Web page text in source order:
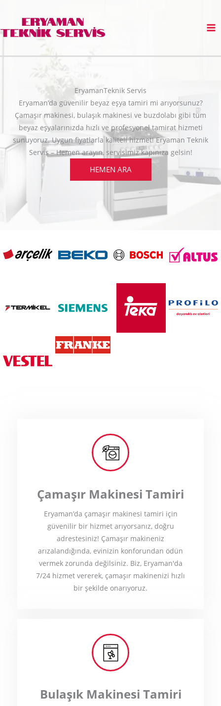
EryamanTeknik Servis
Eryaman’da güvenilir beyaz eşya tamiri mi arıyorsunuz?
Çamaşır makinesi, bulaşık makinesi ve buzdolabı gibi tüm
beyaz eşyalarınızda hızlı ve profesyonel tamirat hizmeti
sunuyoruz. Uygun fiyatlarla kaliteli hizmet! Eryaman Teknik
Servis – Hemen arayın, servisimiz kapınıza gelsin!
HEMEN ARA
Çamaşır Makinesi Tamiri
Eryaman’da çamaşır makinesi tamiri için
güvenilir bir hizmet arıyorsanız, doğru
adrestesiniz! Çamaşır makineniz
arızalandığında, evinizin konforundan ödün
vermek zorunda değilsiniz. Biz, Eryaman'da
7/24 hizmet vererek, çamaşır makinenizi hızlı
bir şekilde onarıyoruz.
Bulaşık Makinesi Tamiri